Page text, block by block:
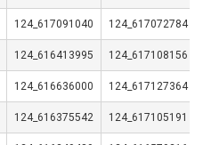
124_617091040 124_617072784
124_616413995 124_617108156
124_616636000 124_617127364
124_616375542 124_617105191